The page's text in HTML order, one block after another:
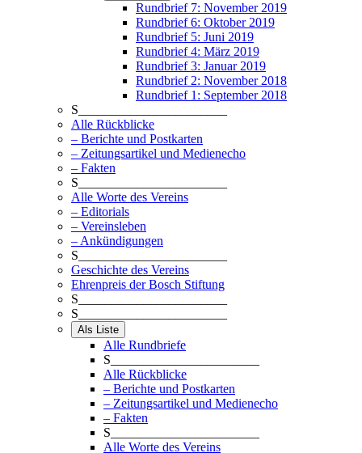
Rundbrief 7: November 2019
Rundbrief 6: Oktober 2019
Rundbrief 5: Juni 2019
Rundbrief 4: März 2019
Rundbrief 3: Januar 2019
Rundbrief 2: November 2018
Rundbrief 1: September 2018
S_______________________
Alle Rückblicke
– Berichte und Postkarten
– Zeitungsartikel und Medienecho
– Fakten
S_______________________
Alle Worte des Vereins
– Editorials
– Vereinsleben
– Ankündigungen
S_______________________
Geschichte des Vereins
Ehrenpreis der Bosch Stiftung
S_______________________
S_______________________
Als Liste
Alle Rundbriefe
S_______________________
Alle Rückblicke
– Berichte und Postkarten
– Zeitungsartikel und Medienecho
– Fakten
S_______________________
Alle Worte des Vereins